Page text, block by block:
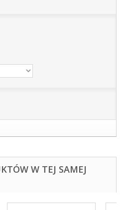
W TEJ SAMEJ